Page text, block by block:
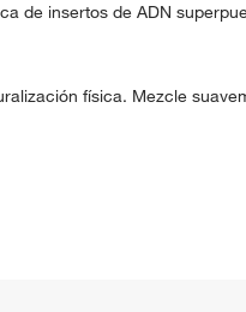
de insertos de ADN
física. Mezcle